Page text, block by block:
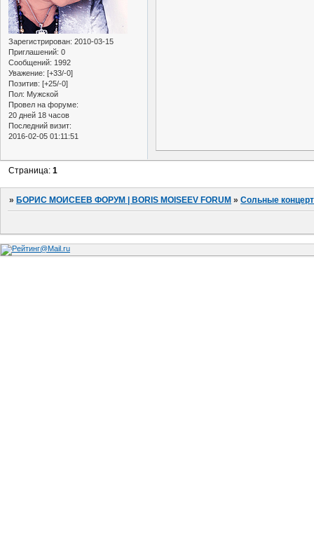
Зарегистрирован: 2010-03-15
Приглашений: 0
Сообщений: 1992
Уважение: [+33/-0]
Позитив: [+25/-0]
Пол: Мужской
Провел на форуме:
20 дней 18 часов
Последний визит:
2016-02-05 01:11:51
Страница:1
» БОРИС МОИСЕЕВ ФОРУМ | BORIS MOISEEV FORUM »Сольные